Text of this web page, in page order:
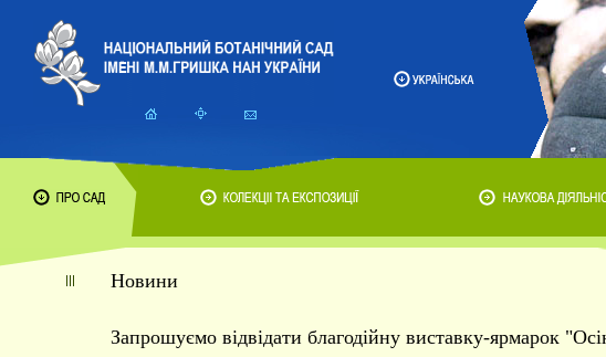
Новини
Запрошуємо відвідати благодійну виставку-ярмарок